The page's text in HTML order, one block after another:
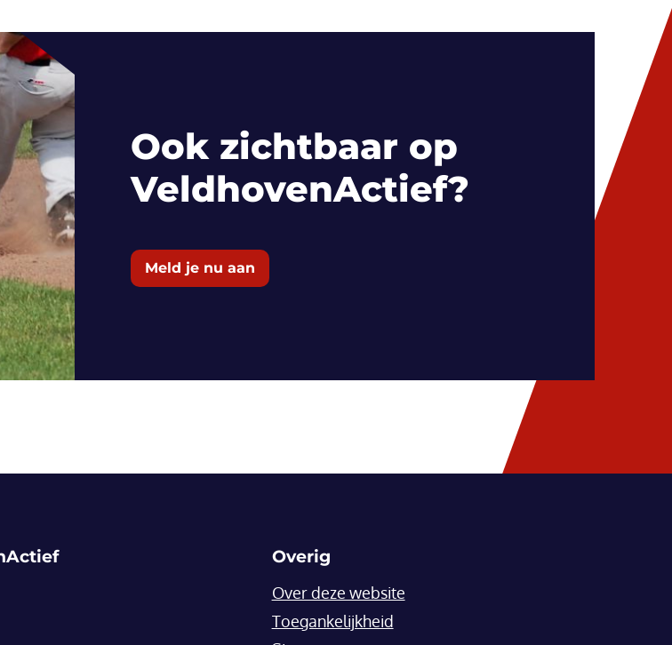
Ook zichtbaar op
VeldhovenActief?
Meld je nu aan
Overig
Over deze website
Toegankelijkheid